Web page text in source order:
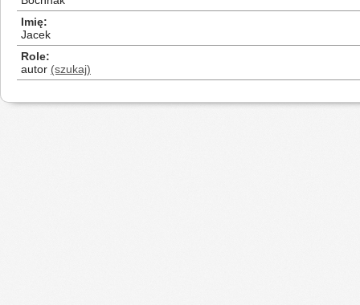
Imię
Jacek
Role
autor (szukaj)